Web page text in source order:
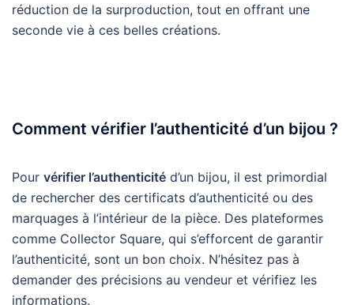
réduction de la surproduction, tout en offrant une
seconde vie à ces belles créations.
Comment vérifier l’authenticité d’un bijou ?
Pour vérifier l’authenticité d’un bijou, il est primordial
de rechercher des certificats d’authenticité ou des
marquages à l’intérieur de la pièce. Des plateformes
comme Collector Square, qui s’efforcent de garantir
l’authenticité, sont un bon choix. N’hésitez pas à
demander des précisions au vendeur et vérifiez les
informations.